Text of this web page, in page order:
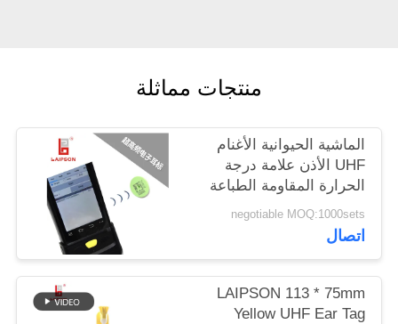
PRIVACY
POLICY
منتجات مماثلة
الماشية الحيوانية الأغنام
UHF الأذن علامة درجة
الحرارة المقاومة الطباعة
بالليزر
negotiable MOQ:1000sets
اتصال
LAIPSON 113 * 75mm
Yellow UHF Ear Tag